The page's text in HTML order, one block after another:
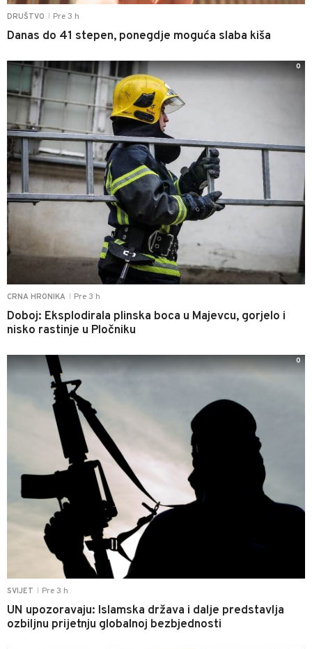
DRUŠTVO Pre 3 h
Danas do 41 stepen, ponegdje moguća slaba kiša
CRNA HRONIKA Pre 3 h
Doboj: Eksplodirala plinska boca u Majevcu, gorjelo i
nisko rastinje u Pločniku
0
SVIJET Pre 3 h
UN upozoravaju: Islamska država i dalje predstavlja
ozbiljnu prijetnju globalnoj bezbjednosti
0